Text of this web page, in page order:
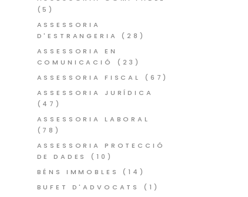
(5)
ASSESSORIA
D'ESTRANGERIA
(28)
ASSESSORIA EN
COMUNICACIÓ
(23)
ASSESSORIA FISCAL
(67)
ASSESSORIA JURÍDICA
(47)
ASSESSORIA LABORAL
(78)
ASSESSORIA PROTECCIÓ
DE DADES
(10)
BÉNS IMMOBLES
(14)
BUFET D'ADVOCATS
(1)